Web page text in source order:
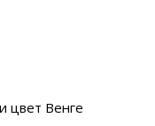
цвет Венге